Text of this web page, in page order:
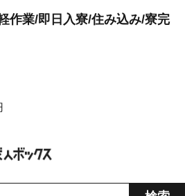
作業/即日入寮/住み込み/寮完